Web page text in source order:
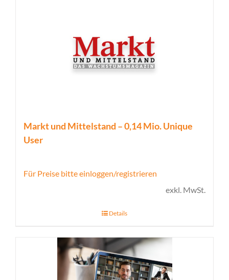
Markt und Mittelstand – 0,14 Mio. Unique
User
Für Preise bitte einloggen/registrieren
exkl. MwSt.
Details